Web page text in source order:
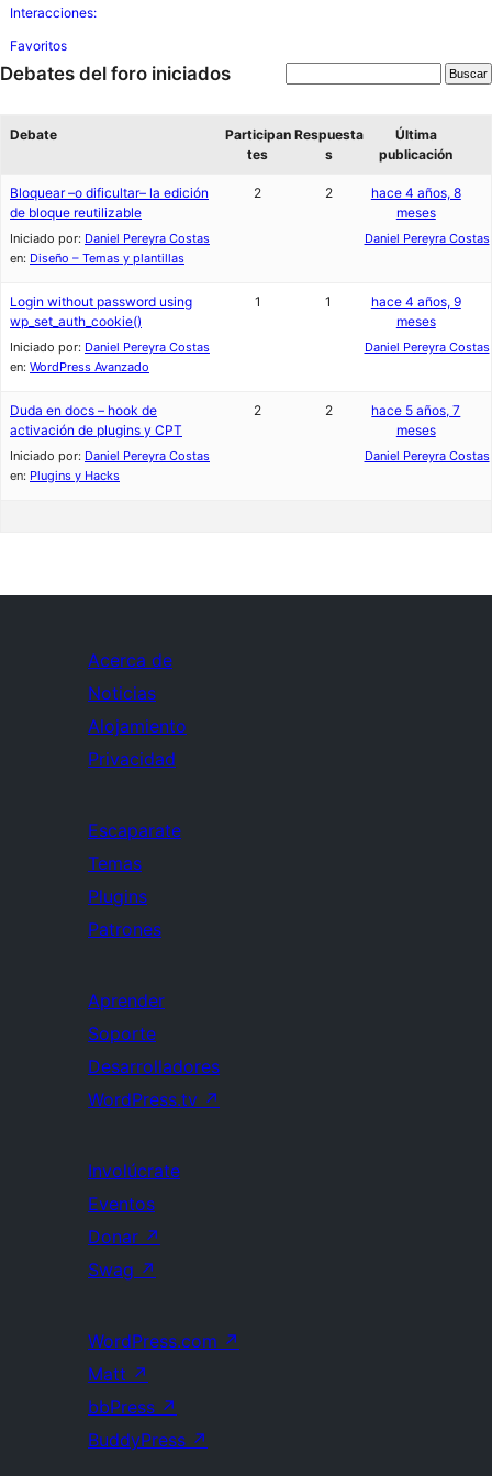
Interacciones:
Favoritos
Debates del foro iniciados
Debate
Participan
tes
Respuesta
s
Última
publicación
Bloquear –o dificultar– la edición
de bloque reutilizable
Iniciado por: Daniel Pereyra Costas
en: Diseño – Temas y plantillas
2 2
hace 4 años, 8
meses
Daniel Pereyra Costas
Login without password using
wp_set_auth_cookie()
Iniciado por: Daniel Pereyra Costas
en: WordPress Avanzado
1 1
hace 4 años, 9
meses
Daniel Pereyra Costas
Duda en docs – hook de
activación de plugins y CPT
Iniciado por: Daniel Pereyra Costas
en: Plugins y Hacks
2 2
hace 5 años, 7
meses
Daniel Pereyra Costas
Acerca de
Noticias
Alojamiento
Privacidad
Escaparate
Temas
Plugins
Patrones
Aprender
Soporte
Desarrolladores
WordPress.tv ↗
Involúcrate
Eventos
Donar ↗
Swag ↗
WordPress.com ↗
Matt ↗
bbPress ↗
BuddyPress ↗